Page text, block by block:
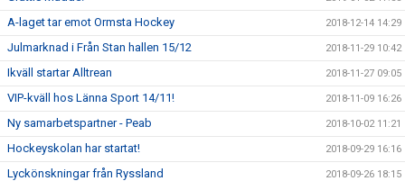
A-laget tar emot Ormsta Hockey 2018-12-14 14:29
Julmarknad i Från Stan hallen 15/12 2018-11-29 10:42
Ikväll startar Alltrean 2018-11-27 09:05
VIP-kväll hos Länna Sport 14/11! 2018-11-09 16:26
Ny samarbetspartner - Peab 2018-10-02 11:21
Hockeyskolan har startat! 2018-09-29 16:16
Lyckönskningar från Ryssland 2018-09-26 18:15